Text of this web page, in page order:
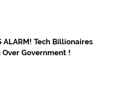
ALARM! Tech Billionaires
Government !